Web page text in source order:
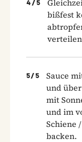
4 / 5
bißfest
5/ 5
Sauce
und
mit
und im
Schiene
backen.